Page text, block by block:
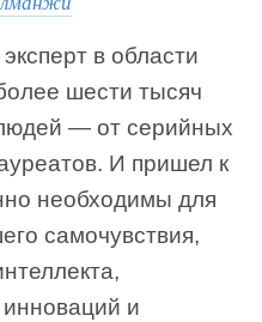
в области
шести тысяч
— от серийных
И пришел к
необходимы для
самочувствия,
инноваций и